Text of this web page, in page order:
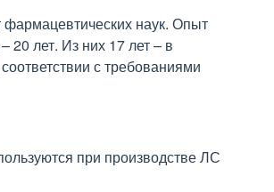
фармацевтических наук. Опыт
20 лет. Из них 17 лет – в
с требованиями
при производстве ЛС